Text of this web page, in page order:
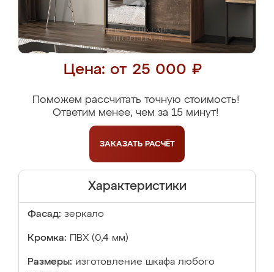
Цена: от 25 000 ₽
Поможем рассчитать точную стоимость!
Ответим менее, чем за 15 минут!
ЗАКАЗАТЬ РАСЧЁТ
Характеристики
Фасад: зеркало
Кромка: ПВХ (0,4 мм)
Размеры: изготовление шкафа любого